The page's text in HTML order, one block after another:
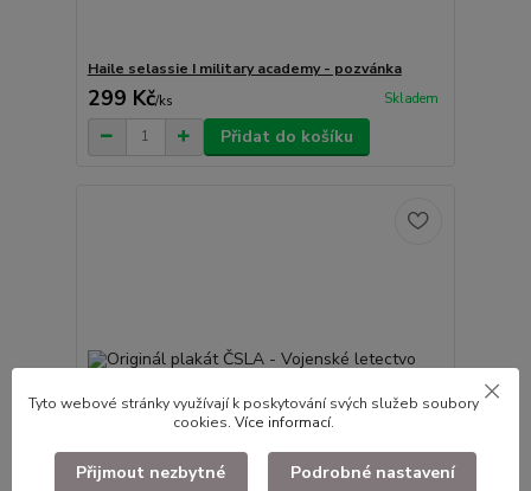
Haile selassie I military academy - pozvánka
299 Kč/ks Skladem
Přidat do košíku
Tyto webové stránky využívají k poskytování svých služeb soubory
cookies. Více informací.
Přijmout nezbytné Podrobné nastavení